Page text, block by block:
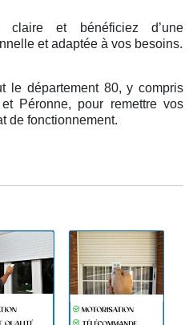
claire et bénéficiez d’une
et adaptée à vos besoins.
le département 80, y compris
Péronne, pour remettre vos
de fonctionnement.